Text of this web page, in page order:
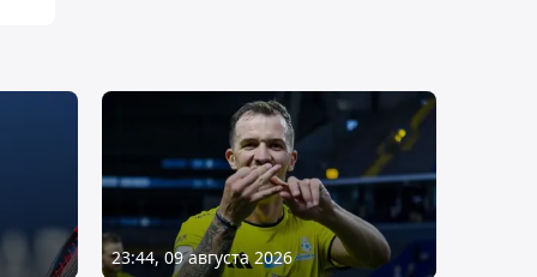
23:44, 09 августа 2026